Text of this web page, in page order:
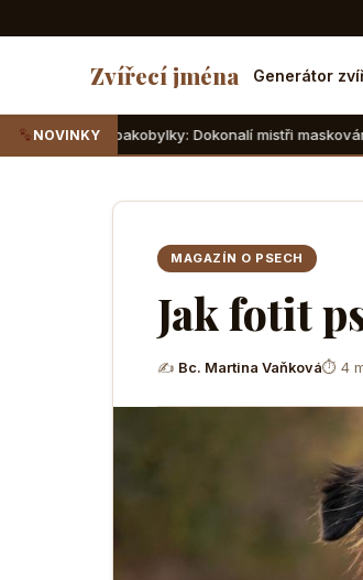
Zvířecí jména Generátor
NOVINKY
Dokonalí mistři maskování, které v teráriu
MAGAZÍN O PSECH
Jak fotit
✍ Bc. Martina Vaňková⏱ 4